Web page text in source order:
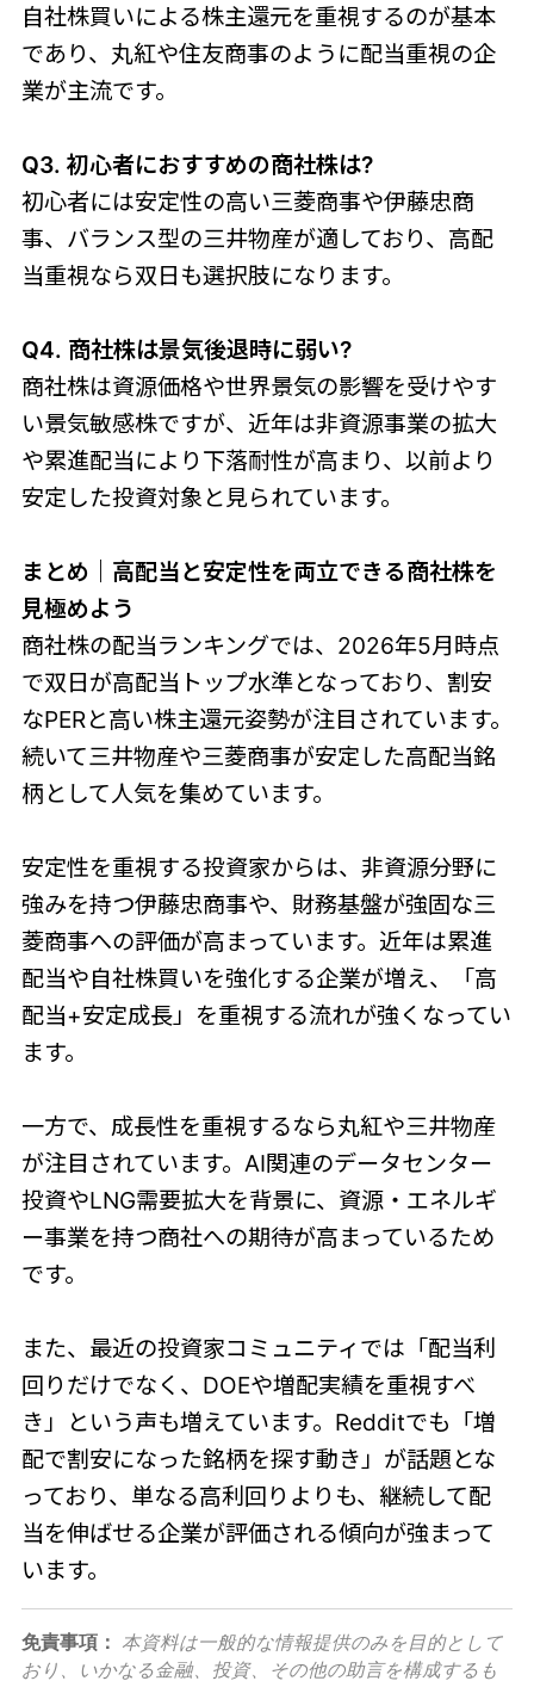
自社株買いによる株主還元を重視するのが基本
であり、丸紅や住友商事のように配当重視の企
業が主流です。
Q3. 初心者におすすめの商社株は?
初心者には安定性の高い三菱商事や伊藤忠商
事、バランス型の三井物産が適しており、高配
当重視なら双日も選択肢になります。
Q4. 商社株は景気後退時に弱い?
商社株は資源価格や世界景気の影響を受けやす
い景気敏感株ですが、近年は非資源事業の拡大
や累進配当により下落耐性が高まり、以前より
安定した投資対象と見られています。
まとめ｜高配当と安定性を両立できる商社株を
見極めよう
商社株の配当ランキングでは、2026年5月時点
で双日が高配当トップ水準となっており、割安
なPERと高い株主還元姿勢が注目されています。
続いて三井物産や三菱商事が安定した高配当銘
柄として人気を集めています。
安定性を重視する投資家からは、非資源分野に
強みを持つ伊藤忠商事や、財務基盤が強固な三
菱商事への評価が高まっています。近年は累進
配当や自社株買いを強化する企業が増え、「高
配当+安定成長」を重視する流れが強くなってい
ます。
一方で、成長性を重視するなら丸紅や三井物産
が注目されています。AI関連のデータセンター
投資やLNG需要拡大を背景に、資源・エネルギ
ー事業を持つ商社への期待が高まっているため
です。
また、最近の投資家コミュニティでは「配当利
回りだけでなく、DOEや増配実績を重視すべ
き」という声も増えています。Redditでも「増
配で割安になった銘柄を探す動き」が話題とな
っており、単なる高利回りよりも、継続して配
当を伸ばせる企業が評価される傾向が強まって
います。
免責事項：
本資料は一般的な情報提供のみを目的として
おり、いかなる金融、投資、その他の助言を構成するも